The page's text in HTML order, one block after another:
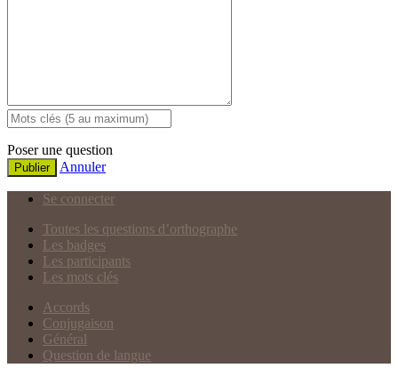
Poser une question
Publier Annuler
Se connecter
Toutes les questions d’orthographe
Les badges
Les participants
Les mots clés
Accords
Conjugaison
Général
Question de langue